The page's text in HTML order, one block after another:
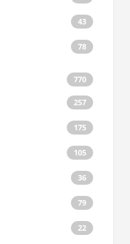
43
78
770
257
175
105
36
79
22